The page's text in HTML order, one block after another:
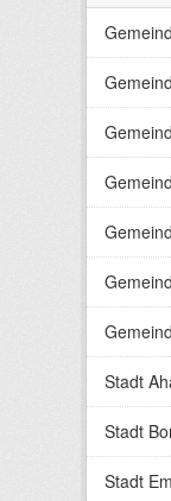
Stadt
Stadt
Stadt